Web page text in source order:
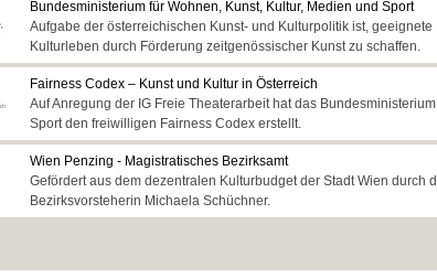
Bundesministerium für Wohnen, Kunst, Kultur, Medien und Sport
Aufgabe der österreichischen Kunst- und Kulturpolitik ist,
Kulturleben durch Förderung zeitgenössischer Kunst zu schaffen.
Fairness Codex – Kunst und Kultur in Österreich
Auf Anregung der IG Freie Theaterarbeit hat das
Sport den freiwilligen Fairness Codex erstellt.
Wien Penzing - Magistratisches Bezirksamt
Gefördert aus dem dezentralen Kulturbudget der Stadt Wien durch
Bezirksvorsteherin Michaela Schüchner.